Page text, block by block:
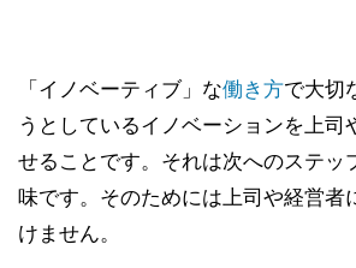
「イノベーティブ」な働き方で大切
うとしているイノベーションを上司
せることです。それは次へのステッ
味です。そのためには上司や経営者
けません。